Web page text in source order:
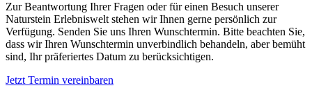
Zur Beantwortung Ihrer Fragen oder für einen Besuch unserer
Naturstein Erlebniswelt stehen wir Ihnen gerne persönlich zur
Verfügung. Senden Sie uns Ihren Wunschtermin. Bitte beachten Sie,
dass wir Ihren Wunschtermin unverbindlich behandeln, aber bemüht
sind, Ihr präferiertes Datum zu berücksichtigen.
Jetzt Termin vereinbaren